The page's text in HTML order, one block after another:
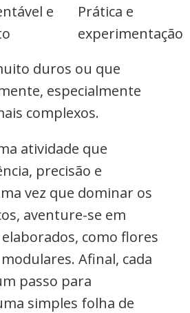
e
Prática e
experimentação
duros ou que
especialmente
complexos.
atividade que
precisão e
vez que dominar os
aventure-se em
como flores
Afinal, cada
passo para
simples folha de